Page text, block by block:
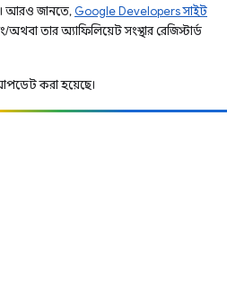
আরও জানতে, Google Developers সাইট
তার অ্যাফিলিয়েট সংস্থার রেজিস্টার্ড
করা হয়েছে।